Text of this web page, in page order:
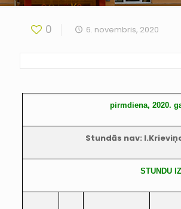
0 6. novembris, 2020
pirmdiena, 2020.
Stundās nav:
STUNDU